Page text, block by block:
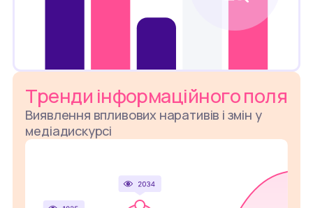
Тренди інформаційного поля
Виявлення впливових наративів і змін у
медіадискурсі